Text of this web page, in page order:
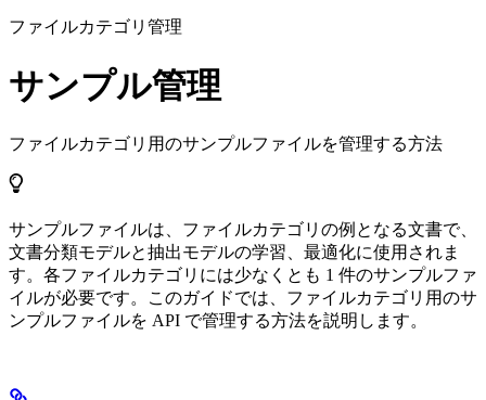
ファイルカテゴリ管理
サンプル管理
ファイルカテゴリ用のサンプルファイルを管理する方法
サンプルファイルは、ファイルカテゴリの例となる文書で、
文書分類モデルと抽出モデルの学習、最適化に使用されま
す。各ファイルカテゴリには少なくとも 1 件のサンプルファ
イルが必要です。このガイドでは、ファイルカテゴリ用のサ
ンプルファイルを API で管理する方法を説明します。